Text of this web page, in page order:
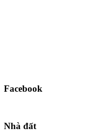
Facebook
Nhà đất